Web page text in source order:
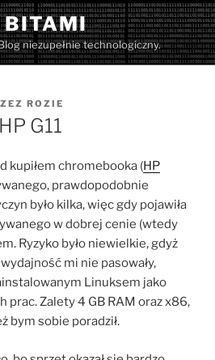
BITAMI
niezupełnie technologiczny.
ROZIE
G11
kupiłem chromebooka (HP
prawdopodobnie
było kilka, więc gdy pojawiła
w dobrej cenie (wtedy
Ryzyko było niewielkie, gdyż
mi nie pasowały,
Linuksem jako
prac. Zalety 4 GB RAM oraz x86,
bym sobie poradził.